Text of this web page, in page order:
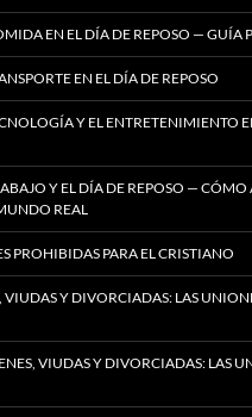
EN EL DÍA DE REPOSO — GUÍA
EN EL DÍA DE REPOSO
Y EL ENTRETENIMIENTO
Y EL DÍA DE REPOSO — CÓMO
REAL
PROHIBIDAS PARA EL CRISTIANO
VIUDAS Y DIVORCIADAS: LAS
VIUDAS Y DIVORCIADAS: LAS